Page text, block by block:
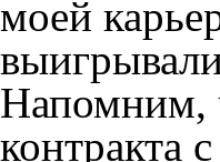
моей
Напомним,
контракта